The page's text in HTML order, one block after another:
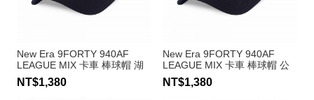
New Era 9FORTY 940AF
LEAGUE MIX 卡車 棒球帽 湖
人隊
NT$1,380
New Era 9FORTY 940AF
LEAGUE MIX 卡車 棒球帽 公
牛隊
NT$1,380